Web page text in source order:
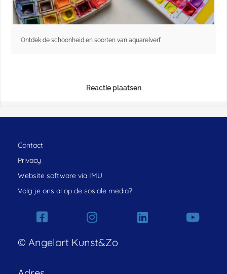
Ontdek de schoonheid en soorten van aquarelverf
Reactie plaatsen
Contact
Privacy
Website software via IMU
Volg je ons al op de sosiale media?
© Angelart Kunst&Zo